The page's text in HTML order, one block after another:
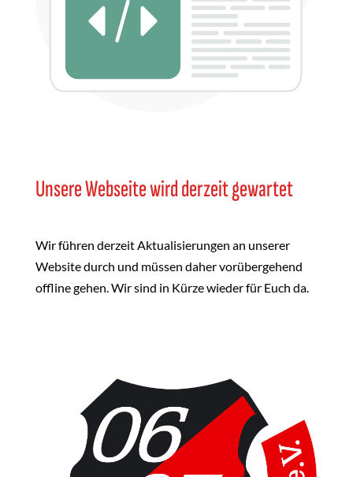
Unsere Webseite wird derzeit gewartet
Wir führen derzeit Aktualisierungen an unserer
Website durch und müssen daher vorübergehend
offline gehen. Wir sind in Kürze wieder für Euch da.